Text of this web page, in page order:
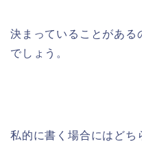
決まっていることがある
でしょう。
私的に書く場合にはどち